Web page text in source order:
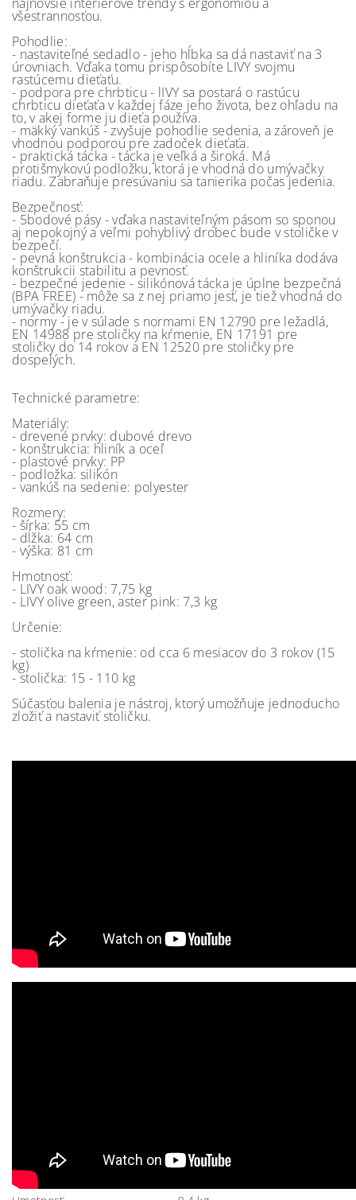
všestrannosťou.
Pohodlie:
- nastaviteľné sedadlo - jeho hĺbka sa dá nastaviť na 3
úrovniach. Vďaka tomu prispôsobíte LIVY svojmu
rastúcemu dieťaťu.
- podpora pre chrbticu - lIVY sa postará o rastúcu
chrbticu dieťaťa v každej fáze jeho života, bez ohľadu na
to, v akej forme ju dieťa používa.
- mäkký vankúš - zvyšuje pohodlie sedenia, a zároveň je
vhodnou podporou pre zadoček dieťaťa.
- praktická tácka - tácka je veľká a široká. Má
protišmykovú podložku, ktorá je vhodná do umývačky
riadu. Zabraňuje presúvaniu sa tanierika počas jedenia.
Bezpečnosť:
- 5bodové pásy - vďaka nastaviteľným pásom so sponou
aj nepokojný a veľmi pohyblivý drobec bude v stoličke v
bezpečí.
- pevná konštrukcia - kombinácia ocele a hliníka dodáva
konštrukcii stabilitu a pevnosť.
- bezpečné jedenie - silikónová tácka je úplne bezpečná
(BPA FREE) - môže sa z nej priamo jesť, je tiež vhodná do
umývačky riadu.
- normy - je v súlade s normami EN 12790 pre ležadlá,
EN 14988 pre stoličky na kŕmenie, EN 17191 pre
stoličky do 14 rokov a EN 12520 pre stoličky pre
dospelých.
Technické parametre:
Materiály:
- drevené prvky: dubové drevo
- konštrukcia: hliník a oceľ
- plastové prvky: PP
- podložka: silikón
- vankúš na sedenie: polyester
Rozmery:
- šírka: 55 cm
- dĺžka: 64 cm
- výška: 81 cm
Hmotnosť:
- LIVY oak wood: 7,75 kg
- LIVY olive green, aster pink: 7,3 kg
Určenie:
- stolička na kŕmenie: od cca 6 mesiacov do 3 rokov (15
kg)
- stolička: 15 - 110 kg
Súčasťou balenia je nástroj, ktorý umožňuje jednoducho
zložiť a nastaviť stoličku.